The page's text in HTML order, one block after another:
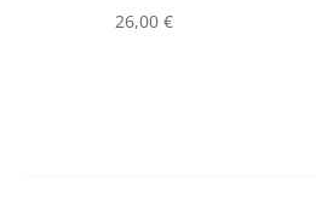
26,00€